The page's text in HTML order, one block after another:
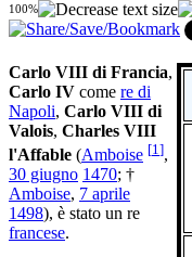
100%
Carlo VIII di Francia,
Carlo IV come re di
Napoli, Carlo VIII di
Valois, Charles VIII
l'Affable (Amboise [1 ],
30 giugno 1470; †
Amboise, 7 aprile
1498), è stato un re
francese.